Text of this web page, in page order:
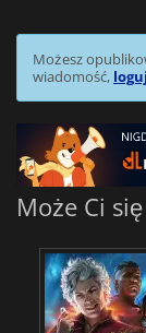
Możesz
wiadomość,
Może Ci